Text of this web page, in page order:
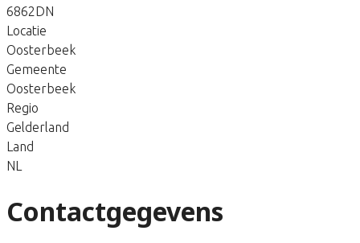
6862DN
Locatie
Oosterbeek
Gemeente
Oosterbeek
Regio
Gelderland
Land
NL
Contactgegevens